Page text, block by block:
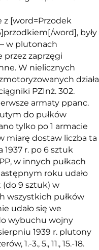
z [word=Przodek
word], były
w plutonach
zaprzęgi
W nielicznych
działa
PZInż. 302.
armaty ppanc.
do pułków
tylko po 1 armacie
miarę dostaw liczba ta
1937 r. po 6 sztuk
w innych pułkach
roku udało
(do 9 sztuk) w
wszystkich pułków
udało się we
wybuchu wojny
1939 r. plutony
1.-3., 5., 11., 15.-18.